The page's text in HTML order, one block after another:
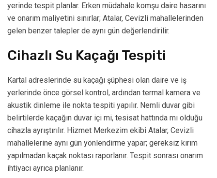
yerinde tespit planlar. Erken müdahale komşu daire hasarını
ve onarım maliyetini sınırlar; Atalar, Cevizli mahallelerinden
gelen benzer talepler de aynı gün değerlendirilir.
Cihazlı Su Kaçağı Tespiti
Kartal adreslerinde su kaçağı şüphesi olan daire ve iş
yerlerinde önce görsel kontrol, ardından termal kamera ve
akustik dinleme ile nokta tespiti yapılır. Nemli duvar gibi
belirtilerde kaçağın duvar içi mi, tesisat hattında mı olduğu
cihazla ayrıştırılır. Hizmet Merkezim ekibi Atalar, Cevizli
mahallelerine aynı gün yönlendirme yapar; gereksiz kırım
yapılmadan kaçak noktası raporlanır. Tespit sonrası onarım
ihtiyacı ayrıca planlanır.